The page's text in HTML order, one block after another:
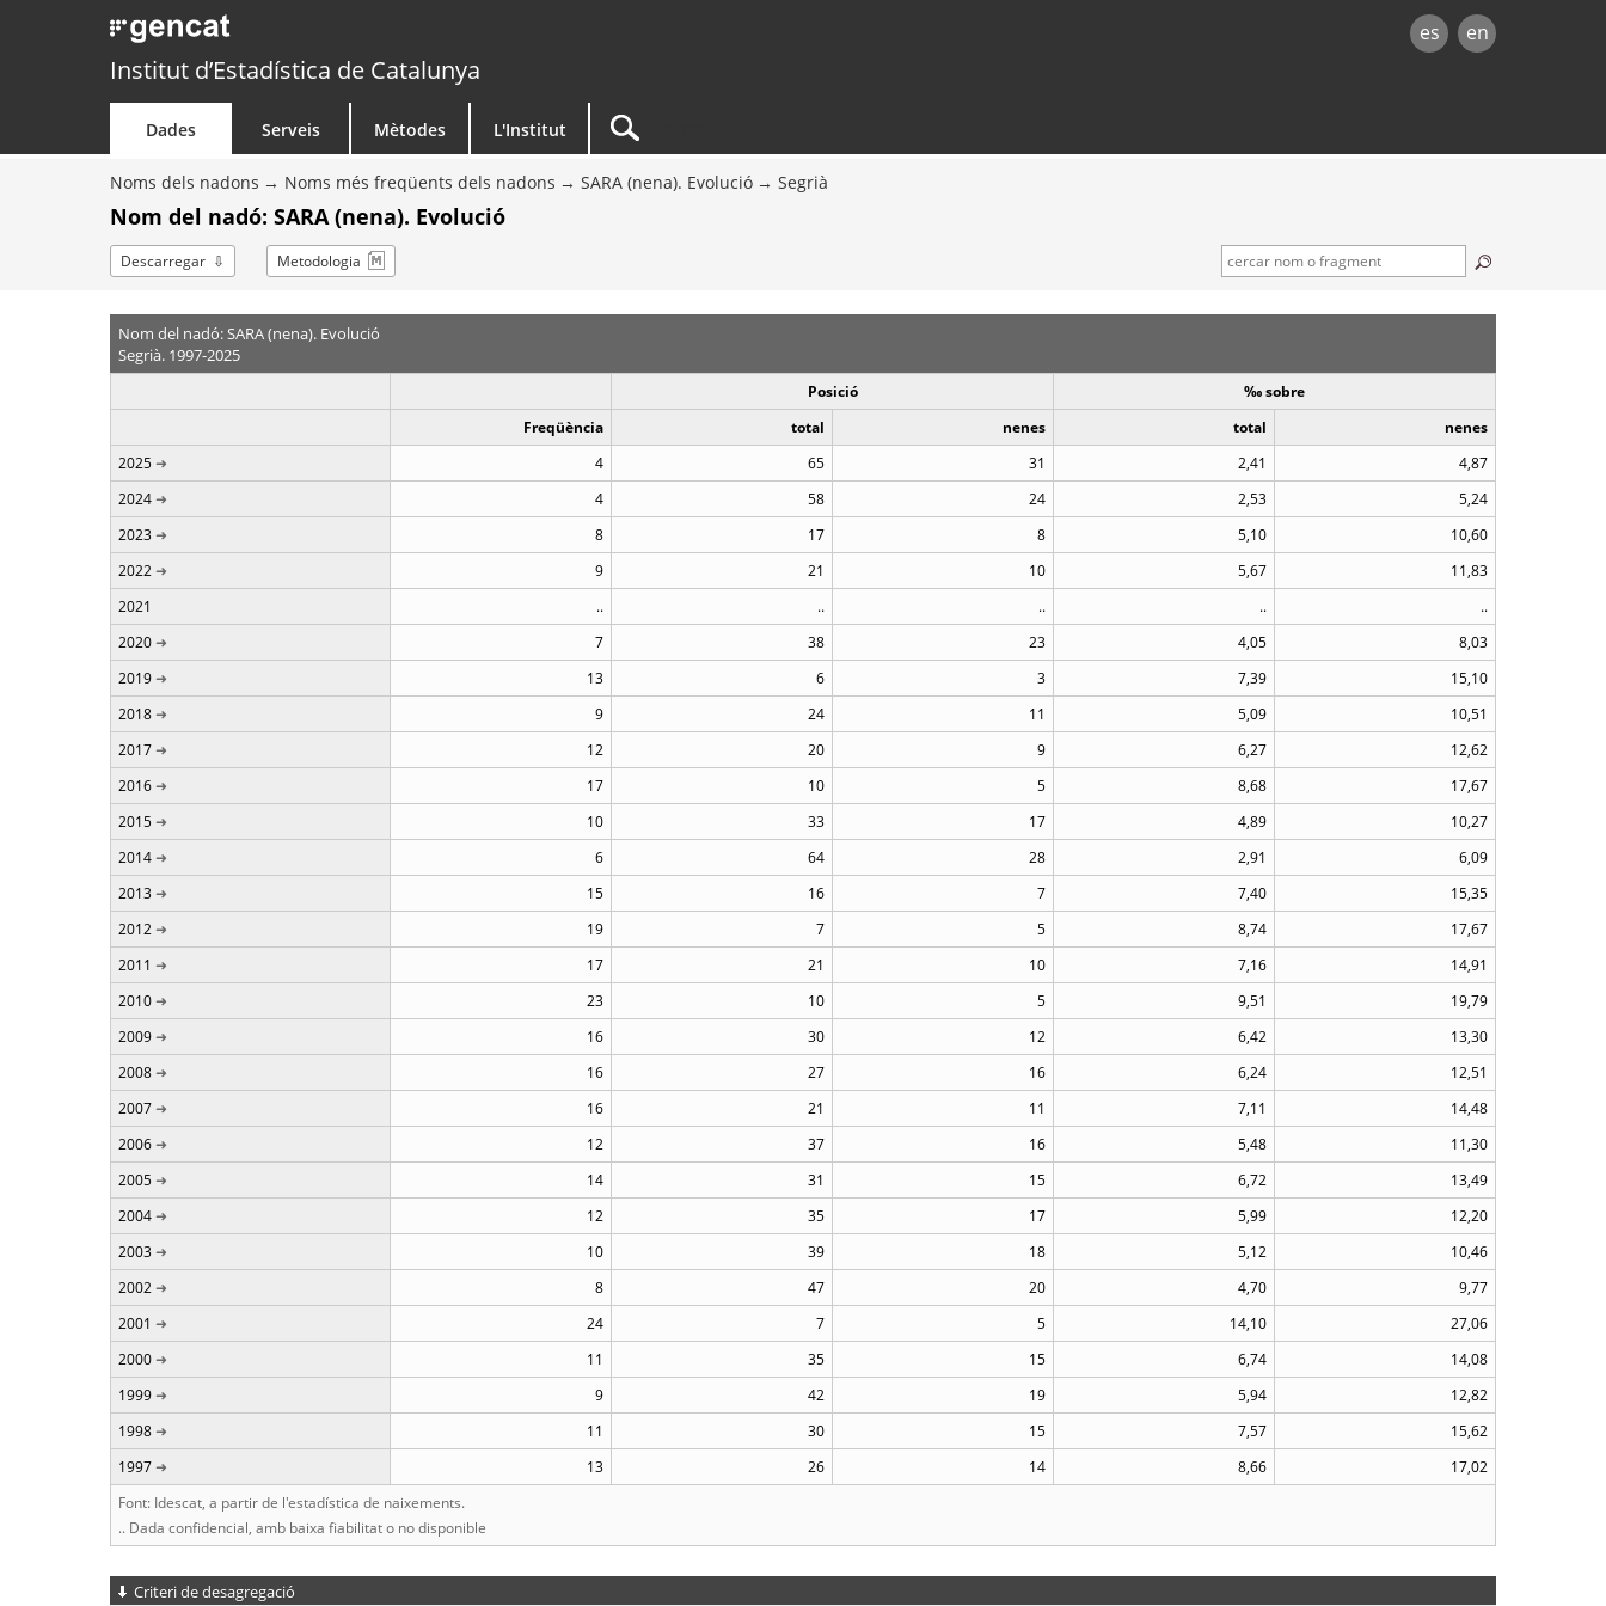
es en
Institut d’Estadística de Catalunya
Dades Serveis Mètodes L'Institut
Noms dels nadons Noms més freqüents dels nadons SARA (nena). Evolució Segrià
Nom del nadó: SARA (nena). Evolució
Descarregar Metodologia
Nom del nadó: SARA (nena). Evolució
Segrià. 1997-2025
Posició
‰ sobre
Freqüència
total nenes total
nenes
2025
4 65 31 2,41
4,87
2024
4 58 24 2,53
5,24
2023
8 17 8 5,10
10,60
2022
9 21 10 5,67
11,83
2021
.. .. .. ..
..
2020
7 38 23 4,05
8,03
2019
13 6 3 7,39
15,10
2018
9 24 11 5,09
10,51
2017
12 20 9 6,27
12,62
2016
17 10 5 8,68
17,67
2015
10 33 17 4,89
10,27
2014
6 64 28 2,91
6,09
2013
15 16 7 7,40
15,35
2012
19 7 5 8,74
17,67
2011
17 21 10 7,16
14,91
2010
23 10 5 9,51
19,79
2009
16 30 12 6,42
13,30
2008
16 27 16 6,24
12,51
2007
16 21 11 7,11
14,48
2006
12 37 16 5,48
11,30
2005
14 31 15 6,72
13,49
2004
12 35 17 5,99
12,20
2003
10 39 18 5,12
10,46
2002
8 47 20 4,70
9,77
2001
24 7 5 14,10
27,06
2000
11 35 15 6,74
14,08
1999
9 42 19 5,94
12,82
1998
11 30 15 7,57
15,62
1997
13 26 14 8,66
17,02
Font: Idescat, a partir de l'estadística de naixements.
.. Dada confidencial, amb baixa fiabilitat o no disponible
Criteri de desagregació